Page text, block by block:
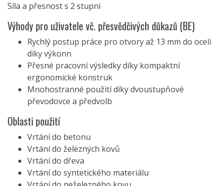
Síla a přesnost s 2 stupni
Výhody pro uživatele vč. přesvědčivých důkazů (BE)
Rychlý postup práce pro otvory až 13 mm do oceli
díky výkonn
Přesné pracovní výsledky díky kompaktní
ergonomické konstruk
Mnohostranné použití díky dvoustupňové
převodovce a předvolb
Oblasti použití
Vrtání do betonu
Vrtání do železných kovů
Vrtání do dřeva
Vrtání do syntetického materiálu